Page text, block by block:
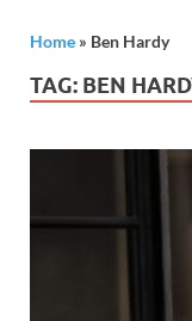
Home » Ben Hardy
TAG: BEN